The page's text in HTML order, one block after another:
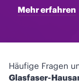
Mehr erfahren
Häufige Fragen
Glasfaser-